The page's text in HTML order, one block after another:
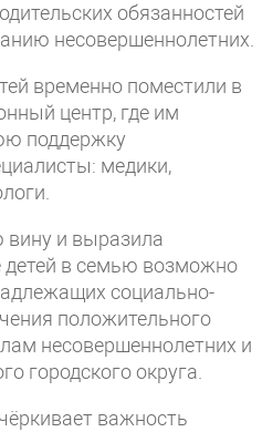
обязанностей
несовершеннолетних.
временно поместили в
центр, где им
поддержку
медики,
и выразила
детей в семью возможно
социально-
положительного
несовершеннолетних и
городского округа.
важность